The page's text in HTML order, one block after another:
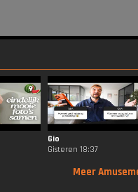
Gio
Gisteren 18:37
Meer